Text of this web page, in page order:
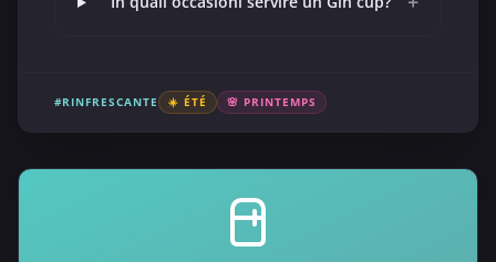
#RINFRESCANTE ☀️ ÉTÉ 🌸 PRINTEMPS